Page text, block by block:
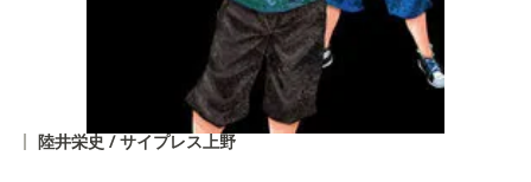
陸井栄史 / サイプレス上野